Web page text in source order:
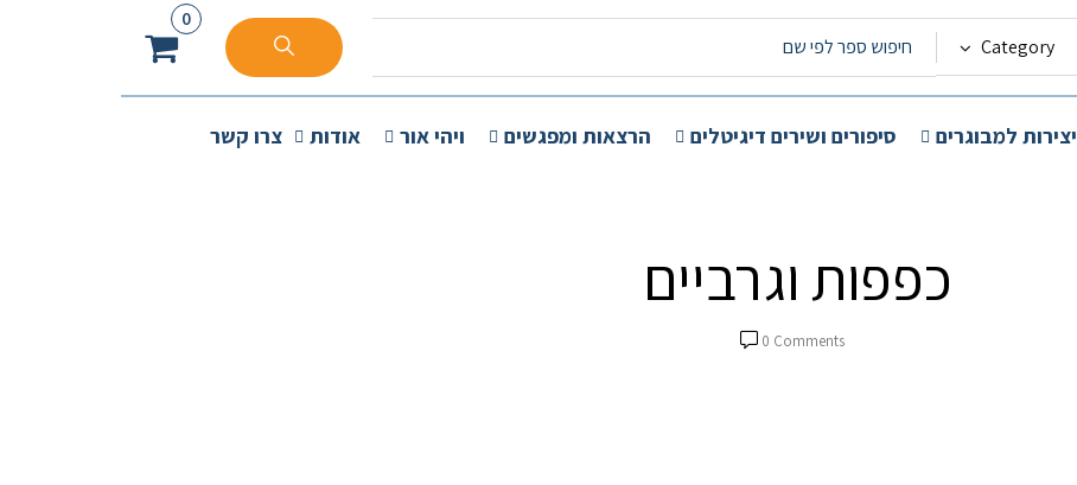
Category
0
יצירות למבוגרים סיפורים ושירים דיגיטלים הרצאות ומפגשים ויהי אור אודות צרו קשר
כפפות וגרביים
0 Comments